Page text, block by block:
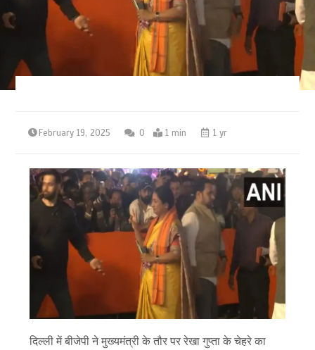
February 19, 2025 0 1 min 1 yr
दिल्ली में बीजेपी ने मुख्यमंत्री के तौर पर रेखा गुप्ता के चेहरे का